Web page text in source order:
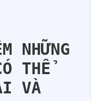
NHỮNG
THỂ
VÀ